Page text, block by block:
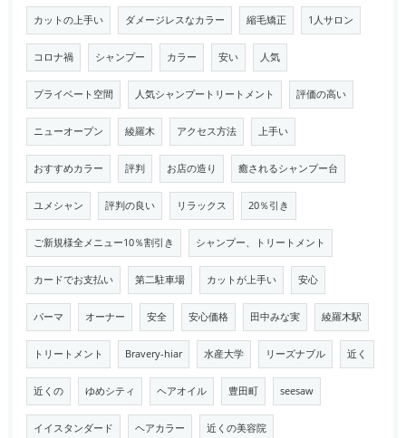
カットの上手い ダメージレスなカラー 縮毛矯正 1人サロン
コロナ禍 シャンプー カラー 安い 人気
プライベート空間 人気シャンプートリートメント 評価の高い
ニューオープン 綾羅木 アクセス方法 上手い
おすすめカラー 評判 お店の造り 癒されるシャンプー台
ユメシャン 評判の良い リラックス 20％引き
ご新規様全メニュー10％割引き シャンプー、トリートメント
カードでお支払い 第二駐車場 カットが上手い 安心
パーマ オーナー 安全 安心価格 田中みな実 綾羅木駅
トリートメント Bravery-hiar 水産大学 リーズナブル 近く
近くの ゆめシティ ヘアオイル 豊田町 seesaw
イイスタンダード ヘアカラー 近くの美容院